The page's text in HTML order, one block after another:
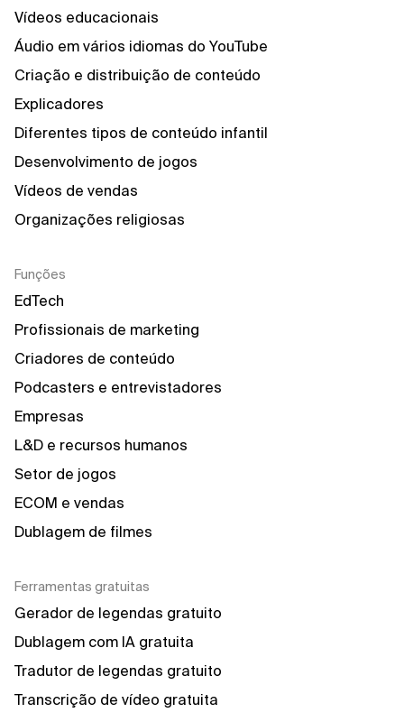
Vídeos educacionais
Áudio em vários idiomas do YouTube
Criação e distribuição de conteúdo
Explicadores
Diferentes tipos de conteúdo infantil
Desenvolvimento de jogos
Vídeos de vendas
Organizações religiosas
Funções
EdTech
Profissionais de marketing
Criadores de conteúdo
Podcasters e entrevistadores
Empresas
L&D e recursos humanos
Setor de jogos
ECOM e vendas
Dublagem de filmes
Ferramentas gratuitas
Gerador de legendas gratuito
Dublagem com IA gratuita
Tradutor de legendas gratuito
Transcrição de vídeo gratuita